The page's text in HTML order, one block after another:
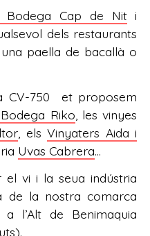
Bodega Cap de Niti
dels restaurants
paella de bacallà o
CV-750 et proposem
Bodega Riko , les vinyes
, elsVinyaters Aida i
Uvas Cabrera…
vi i la seua indústria
de la nostra comarca
l’Alt de Benimaquia